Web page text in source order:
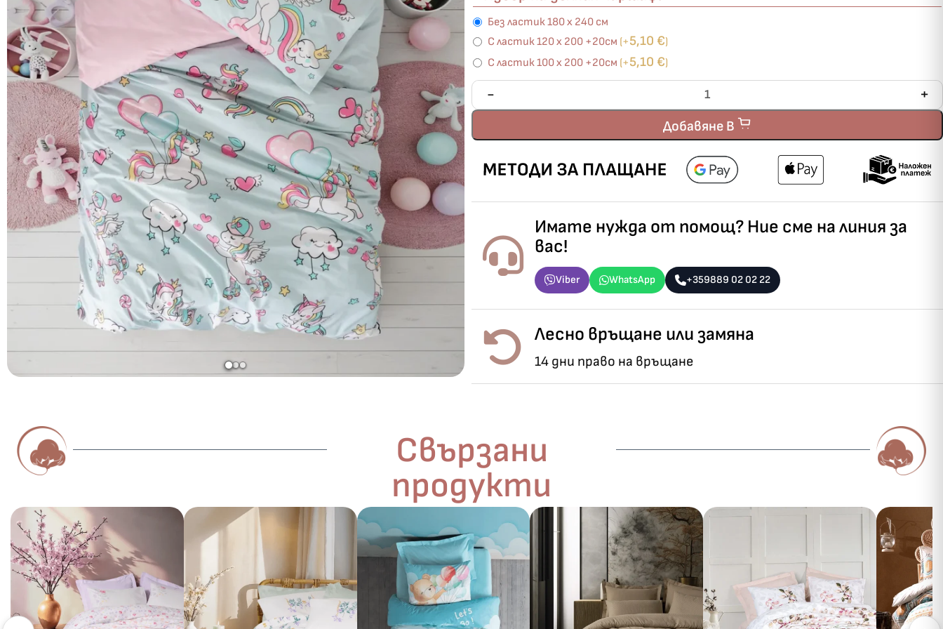
Без ластик 180 х 240 см
С ластик 120 х 200 +20см (+5,10 €)
С ластик 100 х 200 +20см (+5,10 €)
Добавяне В
Имате нужда от помощ? Ние сме на линия за
вас!
Viber WhatsApp +359889 02 02 22
Лесно връщане или замяна
14 дни право на връщане
Свързани
продукти